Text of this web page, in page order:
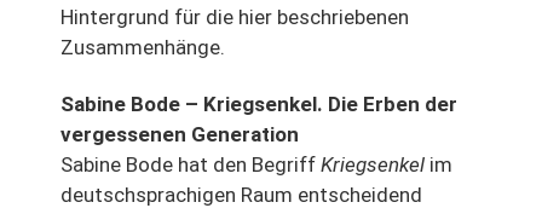
Hintergrund für die hier beschriebenen
Zusammenhänge.
Sabine Bode – Kriegsenkel. Die Erben der
vergessenen Generation
Sabine Bode hat den Begriff Kriegsenkel im
deutschsprachigen Raum entscheidend